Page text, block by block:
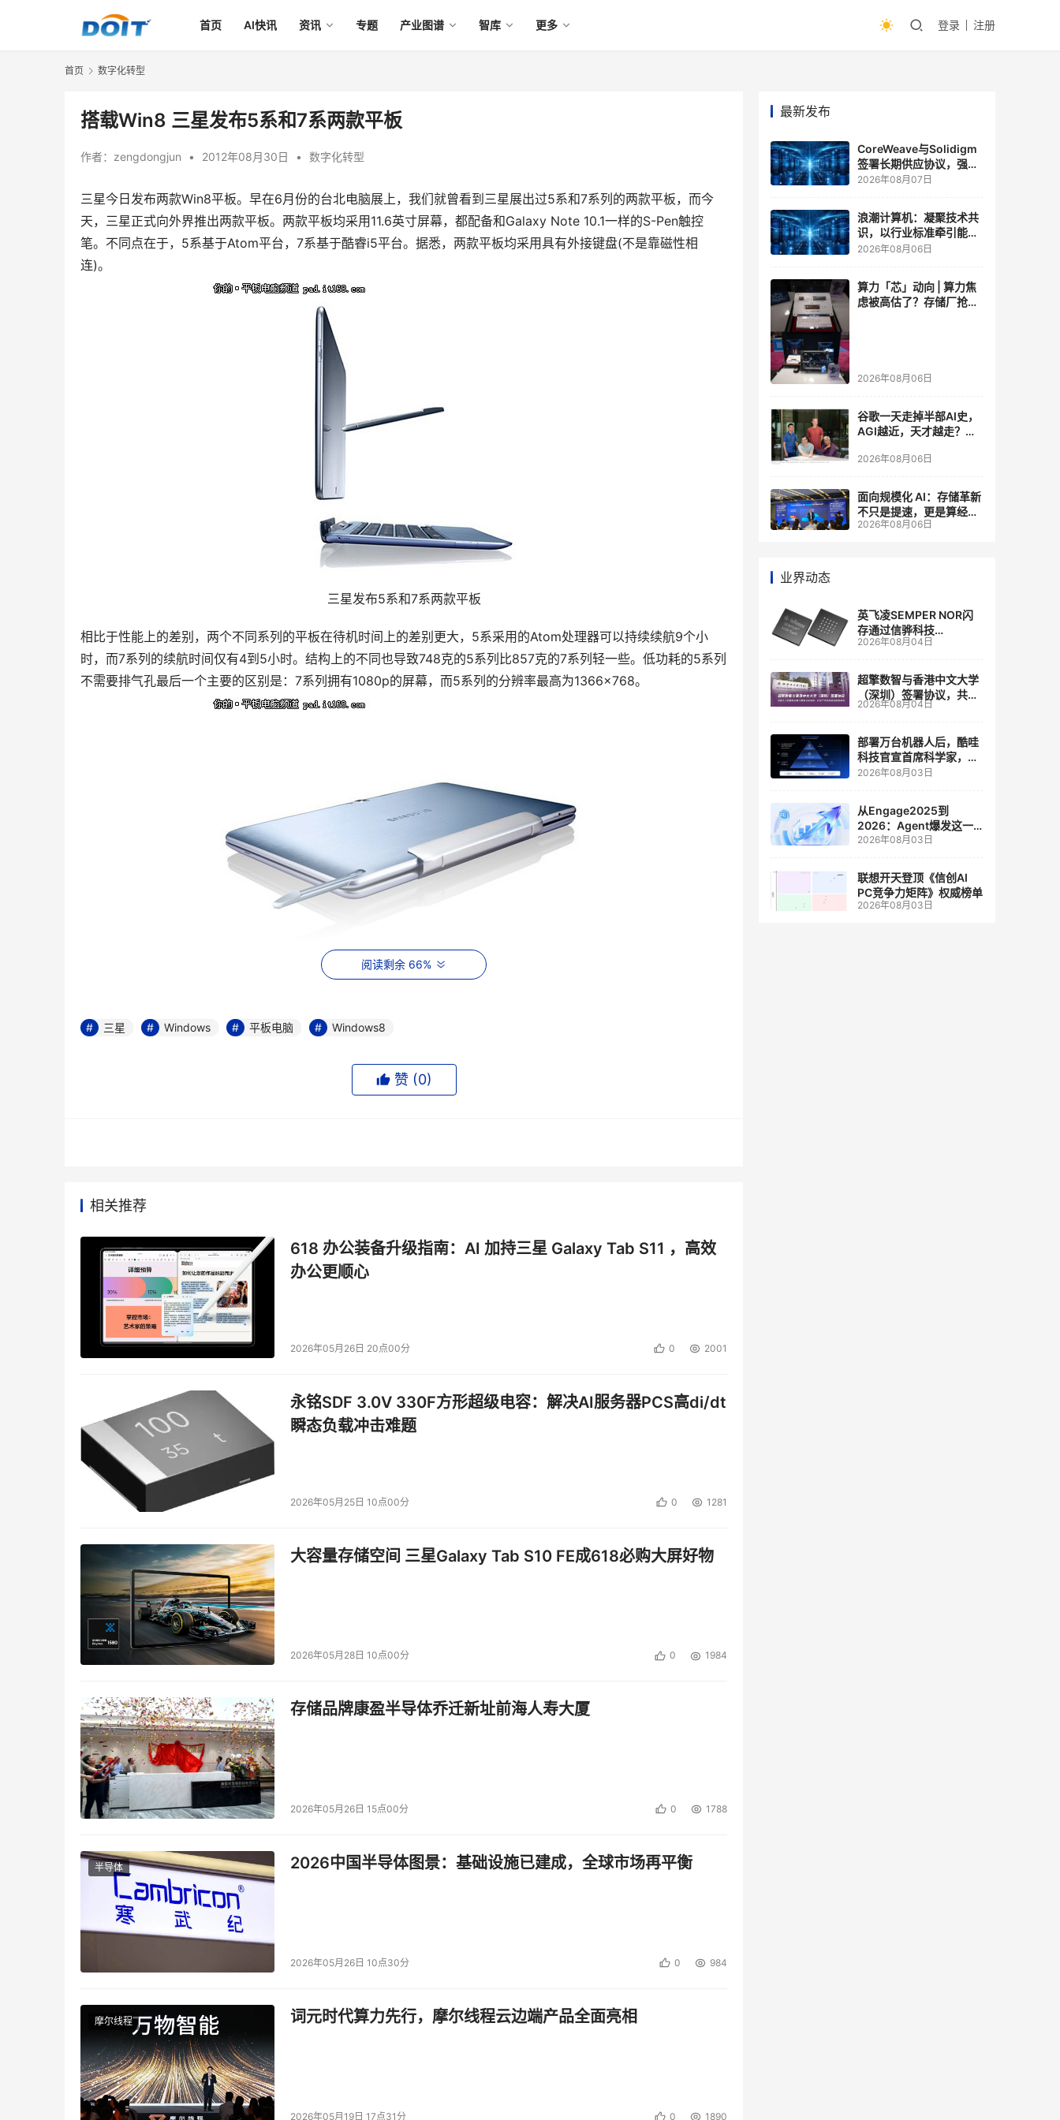
首页 AI快讯 资讯 专题 产业图谱 智库 更多 登录 注册
首页 数字化转型
搭载Win8 三星发布5系和7系两款平板
作者： zengdongjun • 2012年08月30日 • 数字化转型
三星今日发布两款Win8平板。早在6月份的台北电脑展上，我们就曾看到三星展出过5系和7系列的两款平板，而今
天，三星正式向外界推出两款平板。两款平板均采用11.6英寸屏幕，都配备和Galaxy Note 10.1一样的S-Pen触控
笔。不同点在于，5系基于Atom平台，7系基于酷睿i5平台。据悉，两款平板均采用具有外接键盘(不是靠磁性相
连)。
三星发布5系和7系两款平板
相比于性能上的差别，两个不同系列的平板在待机时间上的差别更大，5系采用的Atom处理器可以持续续航9个小
时，而7系列的续航时间仅有4到5小时。结构上的不同也导致748克的5系列比857克的7系列轻一些。低功耗的5系列
不需要排气孔最后一个主要的区别是：7系列拥有1080p的屏幕，而5系列的分辨率最高为1366×768。
分享，DLNA媒体共享应用程序，S-启动，复制缺少的“开始”菜单中的Windows 8的一个小部件，以及eSettings。三
星拿手的S-Pen在Win 8系统得以保留，S-Note等应用都可以在Win 8系统上沿用，笔本身可以识别1024级的压力
这两种平板电脑将在10月26日Windows 8正式发布时铺货。7系列配置4GB内存，128GB SSD和键盘的版本售价
1119美元。同时，5系列2GB的RAM和64GB的固态硬盘的版本售价649美元。如果你喜欢，你可以购买99美元的键
三星发布5系和7系两款平板
阅读剩余 66%
三星 Windows 平板电脑 Windows8
赞 (0)
相关推荐
618 办公装备升级指南：AI 加持三星 Galaxy Tab S11 ，高效
办公更顺心
2026年05月26日 20点00分 0 2001
永铭SDF 3.0V 330F方形超级电容：解决AI服务器PCS高di/dt
瞬态负载冲击难题
2026年05月25日 10点00分 0 1281
大容量存储空间 三星Galaxy Tab S10 FE成618必购大屏好物
2026年05月28日 10点00分 0 1984
存储品牌康盈半导体乔迁新址前海人寿大厦
2026年05月26日 15点00分 0 1788
半导体 2026中国半导体图景：基础设施已建成，全球市场再平衡
2026年05月26日 10点30分 0 984
摩尔线程 词元时代算力先行，摩尔线程云边端产品全面亮相
2026年05月19日 17点31分 0 1890
最新发布
CoreWeave与Solidigm
签署长期供应协议，强化
一体化人工智能云平台
2026年08月07日
浪潮计算机：凝聚技术共
识，以行业标准牵引能力
跃升
2026年08月06日
算力「芯」动向 | 算力焦
虑被高估了？存储厂抢了
2026年08月06日
谷歌一天走掉半部AI史，
AGI越近，天才越走？大
自己的研发节奏
2026年08月06日
面向规模化 AI：存储革新
不只是提速，更是算经济
账
2026年08月06日
业界动态
英飞凌SEMPER NOR闪
存通过信骅科技
AST2700 BMC认证，全
管理
2026年08月04日
超擎数智与香港中文大学
（深圳）签署协议，共建
人工智能和边缘计算联合
2026年08月04日
部署万台机器人后，酷哇
科技官宣首席科学家，要
让世界模型交付生产力
2026年08月03日
从Engage2025到
2026：Agent爆发这一
年，AI CRM 走到哪了
2026年08月03日
联想开天登顶《信创AI
PC竞争力矩阵》权威榜单
2026年08月03日